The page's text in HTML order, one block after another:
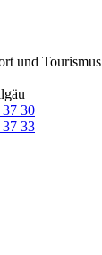
und Tourismus
30
33